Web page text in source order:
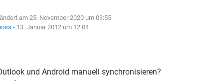
am 25. November 2020 um 03:55
- 13. Januar 2012 um 12:04
und Android manuell synchronisieren?